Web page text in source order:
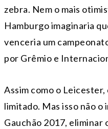
zebra. Nem o mais
Hamburgo imaginaria
venceria um
por Grêmio e
Assim como o
limitado. Mas isso não o
Gauchão 2017, eliminar